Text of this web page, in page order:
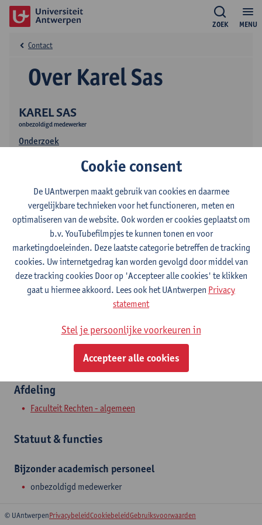
MENU
ZOEK
KAREL SAS
onbezoldigd medewerker
Onderzoek
Over Karel Sas
Contact
Contact
Stadscampus
Toon e-mailadres
2000 Antwerpen, BEL
Afdeling
Faculteit Rechten - algemeen
Statuut & functies
Bijzonder academisch personeel
onbezoldigd medewerker
© UAntwerpenPrivacybeleidCookiebeleidGebruiksvoorwaarden
Cookie consent
De UAntwerpen maakt gebruik van cookies en daarmee
vergelijkbare technieken voor het functioneren, meten en
optimaliseren van de website. Ook worden er cookies geplaatst om
b.v. YouTubefilmpjes te kunnen tonen en voor
marketingdoeleinden. Deze laatste categorie betreffen de tracking
cookies. Uw internetgedrag kan worden gevolgd door middel van
deze tracking cookies Door op 'Accepteer alle cookies' te klikken
gaat u hiermee akkoord. Lees ook het UAntwerpen Privacy
statement
Stel je persoonlijke voorkeuren in
Accepteer alle cookies